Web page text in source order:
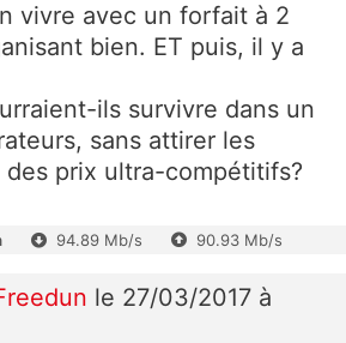
vivre avec un forfait à 2
bien. ET puis, il y a
ils survivre dans un
sans attirer les
prix ultra-compétitifs?
94.89 Mb/s 90.93 Mb/s
le 27/03/2017 à